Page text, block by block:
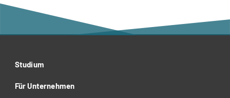
Studium
Für Unternehmen